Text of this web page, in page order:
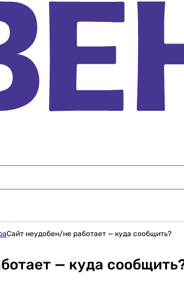
Сайт неудобен/не работает — куда сообщить?
— куда